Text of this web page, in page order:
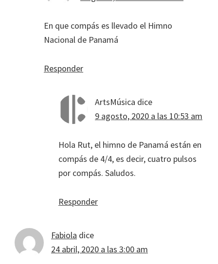
En que compás es llevado el Himno
Nacional de Panamá
Responder
ArtsMúsica dice
9 agosto, 2020 a las 10:53 am
Hola Rut, el himno de Panamá están en
compás de 4/4, es decir, cuatro pulsos
por compás. Saludos.
Responder
Fabiola dice
24 abril, 2020 a las 3:00 am